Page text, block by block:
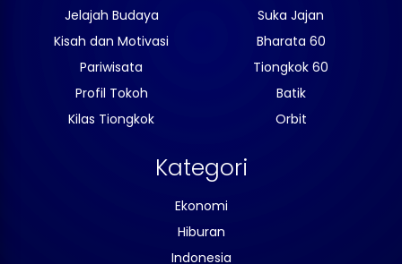
Jelajah Budaya
Kisah dan Motivasi
Pariwisata
Profil Tokoh
Kilas Tiongkok
Suka Jajan
Bharata 60
Tiongkok 60
Batik
Orbit
Kategori
Ekonomi
Hiburan
Indonesia